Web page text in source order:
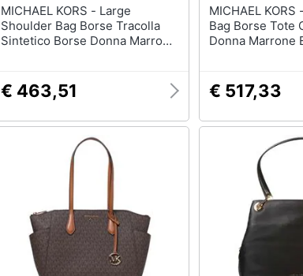
MICHAEL KORS - Large
Shoulder Bag Borse Tracolla
Sintetico Borse Donna Marrone
€ 463,51
MICHAEL KORS - Lg Grab Tote
Bag Borse Tote
Donna Marrone
€ 517,33